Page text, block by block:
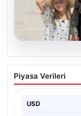
08.08.2026
Bakan
sahibi olan
Piyasa Verileri
USD